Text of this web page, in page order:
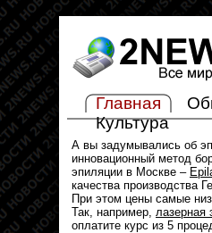
Главная
Культура
А вы задумывались об
инновационный метод
эпиляции в Москве –
качества производства
При этом цены самые
Так, например, лазерная
оплатите курс из 5